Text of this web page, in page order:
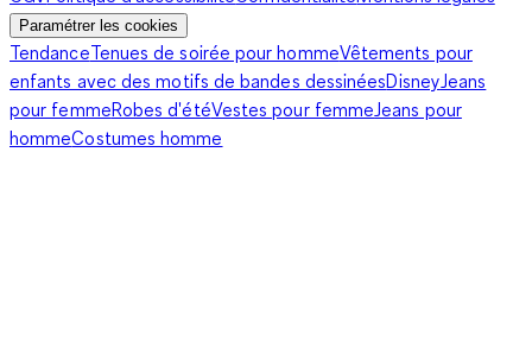
Paramétrer les cookies
TendanceTenues de soirée pour hommeVêtements pour
enfants avec des motifs de bandes dessinéesDisneyJeans
pour femmeRobes d'étéVestes pour femmeJeans pour
hommeCostumes homme